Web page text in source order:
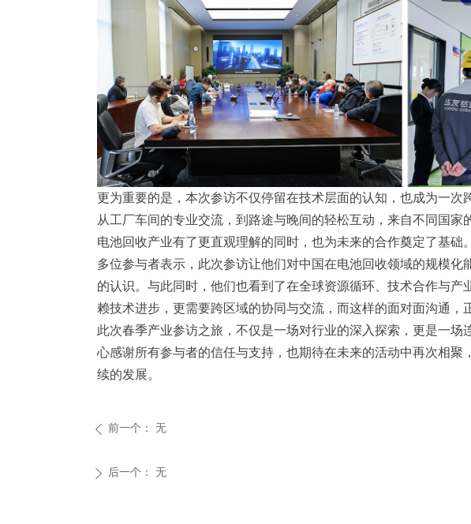
更为重要的是，本次参访不仅停留在技术层面的认知，也成为一次
从工厂车间的专业交流，到路途与晚间的轻松互动，来自不同国家
电池回收产业有了更直观理解的同时，也为未来的合作奠定了基础。
多位参与者表示，此次参访让他们对中国在电池回收领域的规模
的认识。与此同时，他们也看到了在全球资源循环、技术合作与产
赖技术进步，更需要跨区域的协同与交流，而这样的面对面沟通，
此次春季产业参访之旅，不仅是一场对行业的深入探索，更是一场
心感谢所有参与者的信任与支持，也期待在未来的活动中再次相聚
续的发展。
ꄴ 前一个： 无
ꄲ 后一个： 无